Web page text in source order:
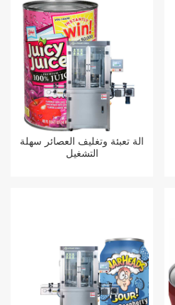
آلة تعبئة وتغليف العصائر سهلة
التشغيل